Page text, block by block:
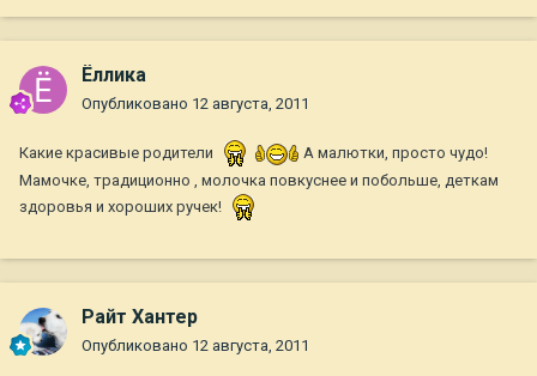
Ёллика
Опубликовано 12 августа, 2011
Какие красивые родители
А малютки, просто чудо!
Мамочке, традиционно , молочка повкуснее и побольше, деткам
здоровья и хороших ручек!
Райт Хантер
Опубликовано 12 августа, 2011